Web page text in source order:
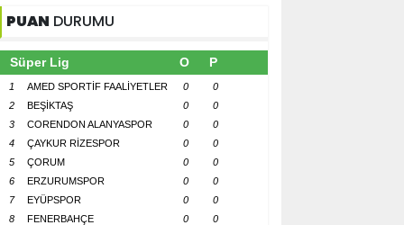
PUAN DURUMU
Süper Lig O P
1 AMED SPORTİF FAALİYETLER 0
0
2
BEŞİKTAŞ 0
0
3
CORENDON ALANYASPOR 0
0
4
ÇAYKUR RİZESPOR 0
0
5
ÇORUM 0
0
6
ERZURUMSPOR 0
0
7
EYÜPSPOR 0
0
8
FENERBAHÇE 0
0